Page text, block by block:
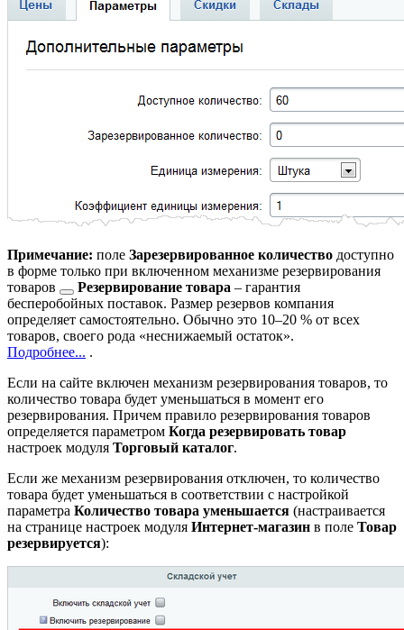
Примечание: поле Зарезервированное количество доступно
в форме только при включенном механизме резервирования
товаров
Резервирование товара – гарантия
бесперобойных поставок. Размер резервов компания
определяет самостоятельно. Обычно это 10–20 % от всех
товаров, своего рода «неснижаемый остаток».
Подробнее... .
Если на сайте включен механизм резервирования товаров, то
количество товара будет уменьшаться в момент его
резервирования. Причем правило резервирования товаров
определяется параметром Когда резервировать товар
настроек модуля Торговый каталог.
Если же механизм резервирования отключен, то количество
товара будет уменьшаться в соответствии с настройкой
параметра Количество товара уменьшается (настраивается
на странице настроек модуля Интернет-магазин в поле Товар
резервируется):